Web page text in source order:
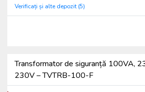
Verificați și alte depozit (5)
Transformator de siguranță 100VA,
230V – TVTRB-100-F